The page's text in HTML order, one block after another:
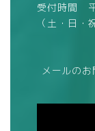
受付時間
（土・日・
メールの